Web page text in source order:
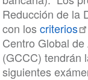
Reducción de la
con los criterios
Centro Global
(GCCC) tendrán
siguientes